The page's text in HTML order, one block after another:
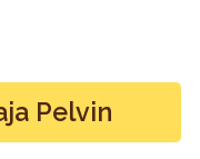
Pelvin